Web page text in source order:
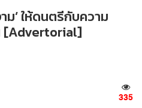
ม’ ให้ดนตรีกับความ
[Advertorial]
335